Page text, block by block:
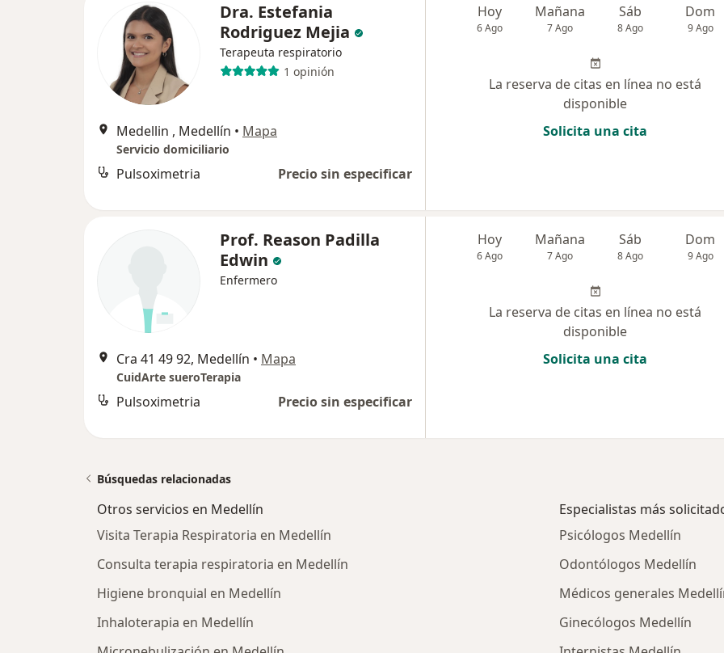
Dra. Estefania
Rodriguez Mejia
Terapeuta respiratorio
1 opinión
Medellin , Medellín • Mapa
Servicio domiciliario
Pulsoximetria Precio sin especificar
Hoy
6 Ago
Mañana
7 Ago
Sáb
8 Ago
Dom
9 Ago
La reserva de citas en línea no está
disponible
Solicita una cita
Prof. Reason Padilla
Edwin
Enfermero
Cra 41 49 92, Medellín • Mapa
CuidArte sueroTerapia
Pulsoximetria Precio sin especificar
Hoy
6 Ago
Mañana
7 Ago
Sáb
8 Ago
Dom
9 Ago
La reserva de citas en línea no está
disponible
Solicita una cita
Búsquedas relacionadas
Otros servicios en Medellín
Visita Terapia Respiratoria en Medellín
Consulta terapia respiratoria en Medellín
Higiene bronquial en Medellín
Inhaloterapia en Medellín
Especialistas más
Psicólogos Medellín
Odontólogos Medellín
Médicos generales
Ginecólogos Medellín